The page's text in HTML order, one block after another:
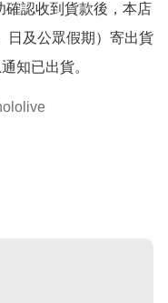
確認收到貨款後，本店
日及公眾假期）寄出貨
知已出貨。